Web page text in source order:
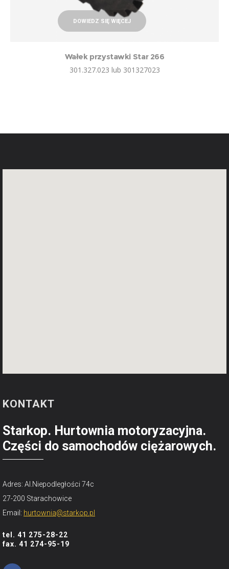
DOWIEDZ SIĘ WIĘCEJ
Wałek przystawki Star 266
301.327.023 lub 301327023
KONTAKT
Starkop. Hurtownia motoryzacyjna.
Części do samochodów ciężarowych.
Adres: Al.Niepodległości 74c
27-200 Starachowice
Email: hurtownia@starkop.pl
tel. 41 275-28-22
fax. 41 274-95-19